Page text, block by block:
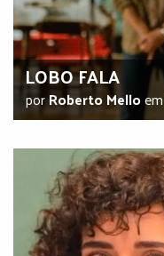
LOBO FALA
porRoberto Melloem